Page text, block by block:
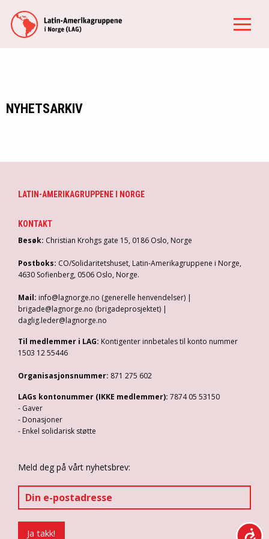
NYHETSARKIV
LATIN-AMERIKAGRUPPENE I NORGE
KONTAKT
Besøk: Christian Krohgs gate 15, 0186 Oslo, Norge
Postboks: CO/Solidaritetshuset, Latin-Amerikagruppene i Norge,
4630 Sofienberg, 0506 Oslo, Norge.
Mail: info@lagnorge.no (generelle henvendelser) |
brigade@lagnorge.no (brigadeprosjektet) |
daglig.leder@lagnorge.no
Til medlemmer i LAG: Kontigenter innbetales til konto nummer
1503 12 55446
Organisasjonsnummer: 871 275 602
LAGs kontonummer (IKKE medlemmer): 7874 05 53150
- Gaver
- Donasjoner
- Enkel solidarisk støtte
Meld deg på vårt nyhetsbrev: